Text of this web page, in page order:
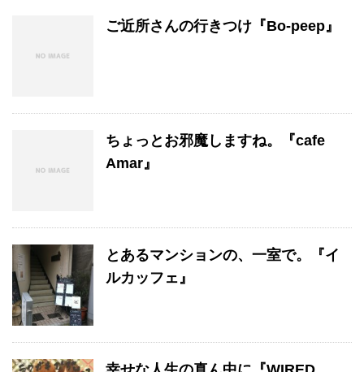
ご近所さんの行きつけ『Bo-peep』
ちょっとお邪魔しますね。『cafe
Amar』
とあるマンションの、一室で。『イ
ルカッフェ』